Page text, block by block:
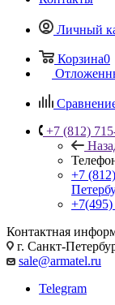
Личный
Корзина0
+7 (812)
+7
Контактная
г. Санкт-
sale@armatel.ru
Telegram